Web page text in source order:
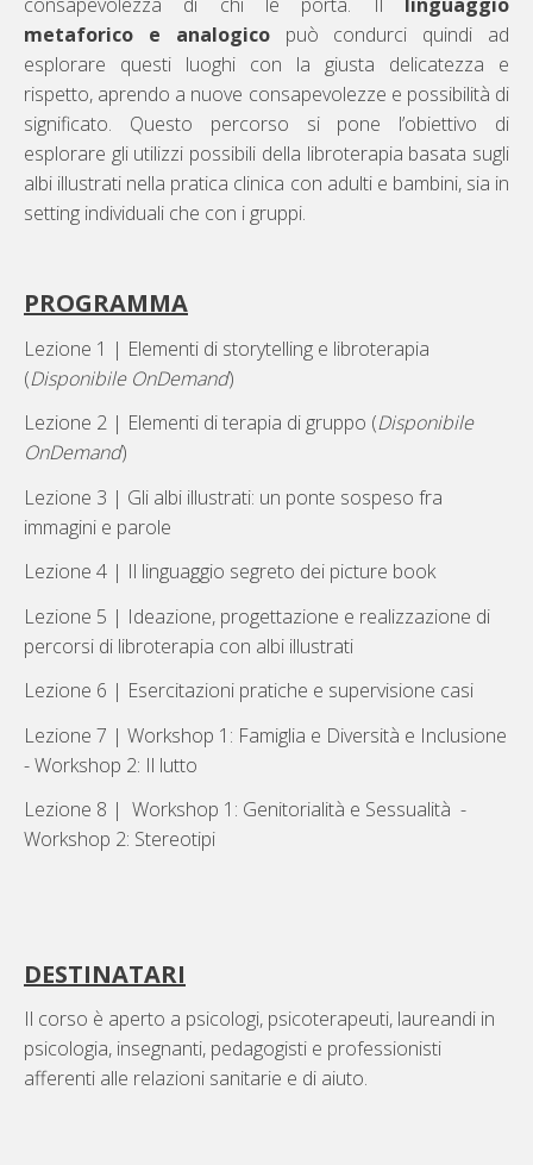
metaforico e analogicopuò condurci quindi ad
esplorare questi luoghi con la giusta delicatezza e
rispetto, aprendo a nuove consapevolezze e possibilità di
significato. Questo percorso si pone l’obiettivo di
esplorare gli utilizzi possibili della libroterapia basata sugli
albi illustrati nella pratica clinica con adulti e bambini, sia in
setting individuali che con i gruppi.
PROGRAMMA
Lezione 1 | Elementi di storytelling e libroterapia
(Disponibile OnDemand)
Lezione 2 | Elementi di terapia di gruppo (Disponibile
OnDemand)
Lezione 3 | Gli albi illustrati: un ponte sospeso fra
immagini e parole
Lezione 4 | Il linguaggio segreto dei picture book
Lezione 5 | Ideazione, progettazione e realizzazione di
percorsi di libroterapia con albi illustrati
Lezione 6 | Esercitazioni pratiche e supervisione casi
Lezione 7 | Workshop 1: Famiglia e Diversità e Inclusione
- Workshop 2: Il lutto
Lezione 8 | Workshop 1: Genitorialità e Sessualità -
Workshop 2: Stereotipi
DESTINATARI
Il corso è aperto a psicologi, psicoterapeuti, laureandi in
psicologia, insegnanti, pedagogisti e professionisti
afferenti alle relazioni sanitarie e di aiuto.